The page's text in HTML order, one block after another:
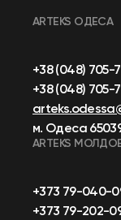
ARTEKS ОДЕСА
+38 (048) 705-
+38 (048) 705-
м. Одеса
ARTEKS
+373 79-040-
+373 79-202-